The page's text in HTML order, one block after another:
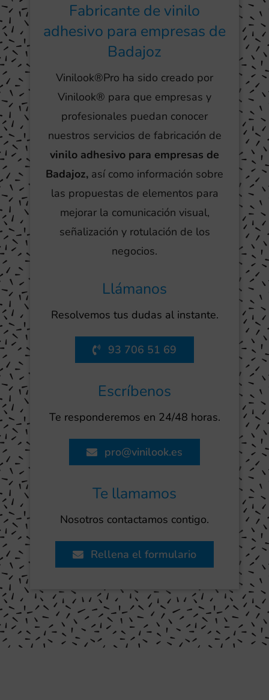
Fabricante de vinilo
adhesivo para empresas de
Badajoz
Vinilook®Pro ha sido creado por
Vinilook® para que empresas y
profesionales puedan conocer
nuestros servicios de fabricación de
vinilo adhesivo para empresas de
Badajoz, así como información sobre
las propuestas de elementos para
mejorar la comunicación visual,
señalización y rotulación de los
negocios.
Llámanos
Resolvemos tus dudas al instante.
93 706 51 69
Escríbenos
Te responderemos en 24/48 horas.
pro@vinilook.es
Te llamamos
Nosotros contactamos contigo.
Rellena el formulario